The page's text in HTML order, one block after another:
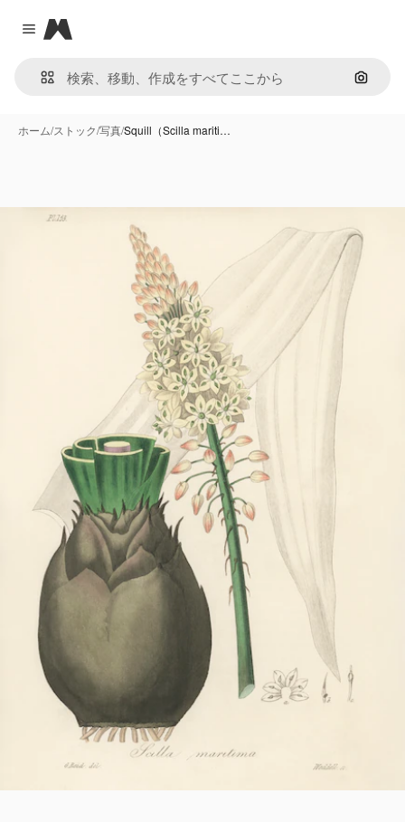
Close menu
Magnific
画像で
ホーム/ストック/写真/Squill（Scilla mariti…